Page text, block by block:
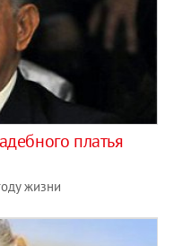
платья
жизни